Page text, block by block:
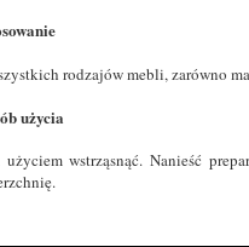
rodzajów mebli, zarówno
użycia
użyciem wstrząsnąć. Nanieść